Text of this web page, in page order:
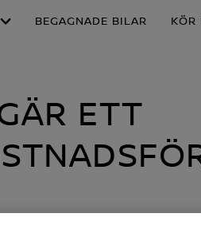
BEGAGNADE BILAR KÖR
ETT